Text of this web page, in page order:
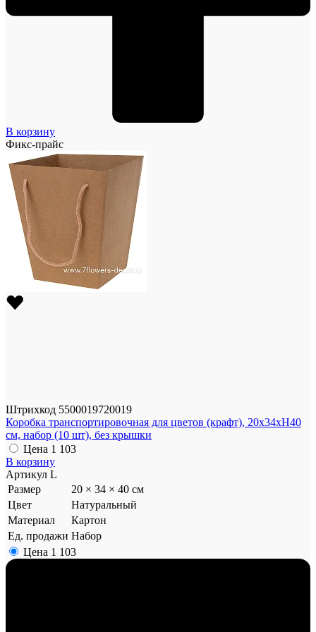
В корзину
Фикс-прайс
Штрихкод 5500019720019
Коробка транспортировочная для цветов (крафт), 20x34xH40
см, набор (10 шт), без крышки
Цена 1 103
В корзину
Артикул L
Размер
20 × 34 × 40 см
Цвет
Натуральный
Материал
Картон
Ед. продажи Набор
Цена 1 103